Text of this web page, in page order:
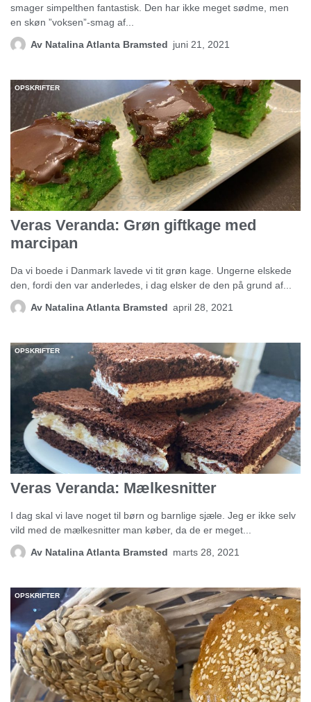
smager simpelthen fantastisk. Den har ikke meget sødme, men
en skøn ”voksen”-smag af...
Av Natalina Atlanta Bramsted juni 21, 2021
OPSKRIFTER
Veras Veranda: Grøn giftkage med
marcipan
Da vi boede i Danmark lavede vi tit grøn kage. Ungerne elskede
den, fordi den var anderledes, i dag elsker de den på grund af...
Av Natalina Atlanta Bramsted april 28, 2021
OPSKRIFTER
Veras Veranda: Mælkesnitter
I dag skal vi lave noget til børn og barnlige sjæle. Jeg er ikke selv
vild med de mælkesnitter man køber, da de er meget...
Av Natalina Atlanta Bramsted marts 28, 2021
OPSKRIFTER